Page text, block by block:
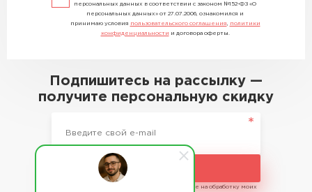
персональных данных в соответствии с законом №152-ФЗ «О
персональных данных» от 27.07.2006, ознакомился и
принимаю условия пользовательского соглашения
политики
конфиденциальности и договора оферты.
Подпишитесь на рассылку —
получите персональную скидку
Подписаться
Отправляя сведения, я даю свое согласие на обработку моих